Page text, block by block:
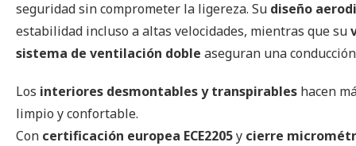
seguridad sin comprometer la ligereza. Su diseño
estabilidad incluso a altas velocidades, mientras que su
sistema de ventilación doble aseguran una
Los interiores desmontables y transpirables hacen
limpio y confortable.
Con certificación europea ECE2205y cierre